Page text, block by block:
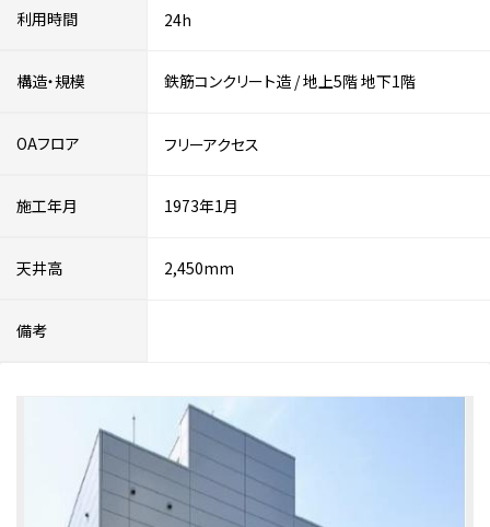
利用時間 24h
構造・規模 鉄筋コンクリート造 /地上5階地下1階
OAフロア フリーアクセス
施工年月 1973年1月
天井高 2,450mm
備考